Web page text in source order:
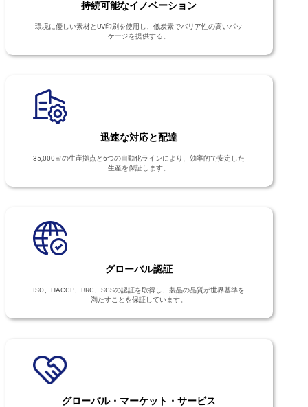
持続可能なイノベーション
環境に優しい素材とUV印刷を使用し、低炭素でバリア性の高いパッ
ケージを提供する。
迅速な対応と配達
35,000㎡の生産拠点と6つの自動化ラインにより、効率的で安定した
生産を保証します。
グローバル認証
ISO、HACCP、BRC、SGSの認証を取得し、製品の品質が世界基準を
満たすことを保証しています。
グローバル・マーケット・サービス